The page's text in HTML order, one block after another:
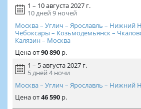
1 – 10 августа 2027 г.
10 дней 9 ночей
Москва – Углич – Ярославль – Нижний
Чебоксары – Козьмодемьянск –
Калязин – Москва
Ценаот90 890р.
1 – 5 августа 2027 г.
5 дней 4 ночи
Москва – Углич – Ярославль – Нижний
Ценаот46 590р.